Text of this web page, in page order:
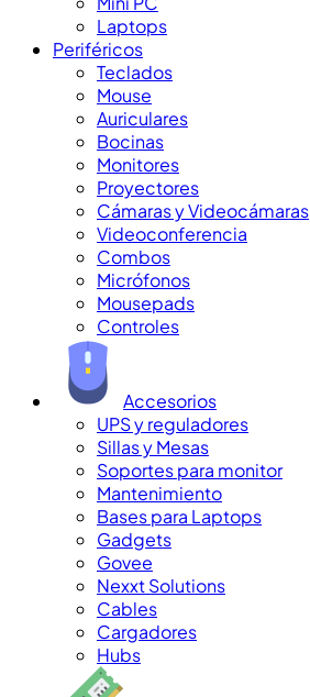
Laptops
Periféricos
Teclados
Mouse
Auriculares
Bocinas
Monitores
Proyectores
Cámaras y Videocámaras
Videoconferencia
Combos
Micrófonos
Mousepads
Controles
Accesorios
UPS y reguladores
Sillas y Mesas
Soportes para monitor
Mantenimiento
Bases para Laptops
Gadgets
Govee
Nexxt Solutions
Cables
Cargadores
Hubs